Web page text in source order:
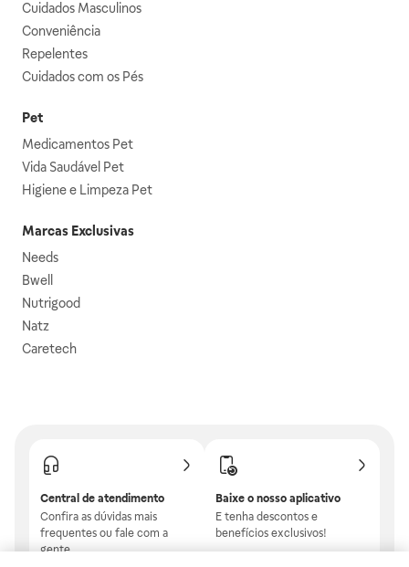
Cuidados Masculinos
Conveniência
Repelentes
Cuidados com os Pés
Pet
Medicamentos Pet
Vida Saudável Pet
Higiene e Limpeza Pet
Marcas Exclusivas
Needs
Bwell
Nutrigood
Natz
Caretech
Central de atendimento
Confira as dúvidas mais
frequentes ou fale com a
gente.
Baixe o nosso aplicativo
E tenha descontos e
benefícios exclusivos!